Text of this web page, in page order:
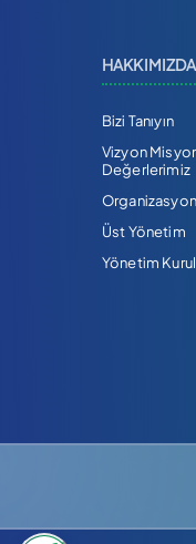
HAKKIMIZDA
Bizi Tanıyın
Vizyon
Değerlerimiz
Organizasyon
Üst Yönetim
Yönetim